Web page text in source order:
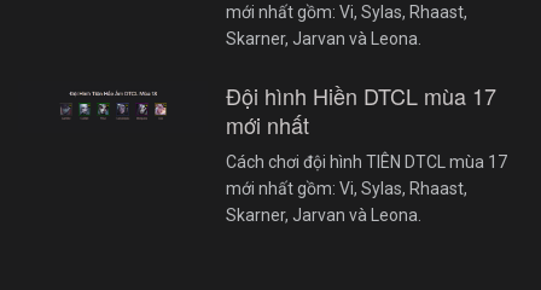
mới nhất gồm: Vi, Sylas, Rhaast,
Skarner, Jarvan và Leona.
Đội hình Hiền DTCL mùa 17
mới nhất
Cách chơi đội hình TIÊN DTCL mùa 17
mới nhất gồm: Vi, Sylas, Rhaast,
Skarner, Jarvan và Leona.